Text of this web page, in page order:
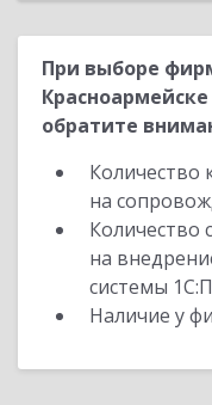
При выборе
обратите
Количество
на
Количество
на
системы
Наличие у